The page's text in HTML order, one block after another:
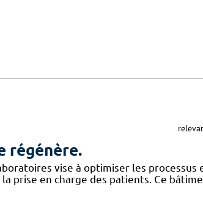
régénère.
vise à optimiser les processus
prise en charge des patients. Ce